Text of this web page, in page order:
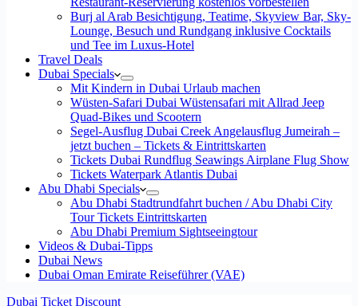
Burj al Arab Besichtigung, Teatime, Skyview Bar, Sky-
Lounge, Besuch und Rundgang inklusive Cocktails
und Tee im Luxus-Hotel
Travel Deals
Dubai Specials
Mit Kindern in Dubai Urlaub machen
Wüsten-Safari Dubai Wüstensafari mit Allrad Jeep
Quad-Bikes und Scootern
Segel-Ausflug Dubai Creek Angelausflug Jumeirah –
jetzt buchen – Tickets & Eintrittskarten
Tickets Dubai Rundflug Seawings Airplane Flug Show
Tickets Waterpark Atlantis Dubai
Abu Dhabi Specials
Abu Dhabi Stadtrundfahrt buchen / Abu Dhabi City
Tour Tickets Eintrittskarten
Abu Dhabi Premium Sightseeingtour
Videos & Dubai-Tipps
Dubai News
Dubai Oman Emirate Reiseführer (VAE)
Dubai Ticket Discount